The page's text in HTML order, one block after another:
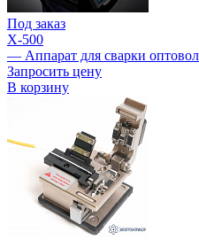
Под заказ
X-500
— Аппарат для сварки
Запросить цену
В корзину